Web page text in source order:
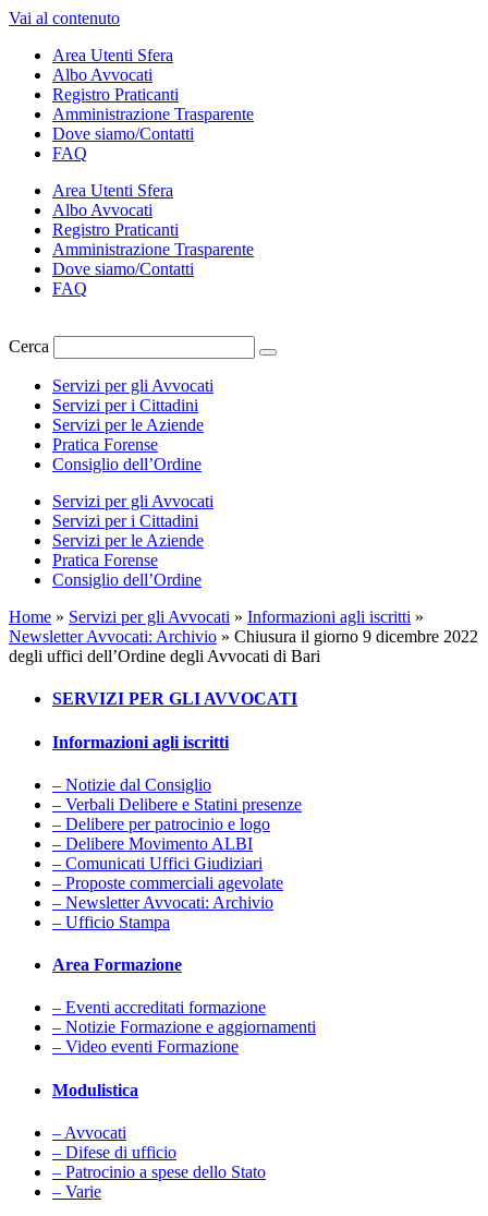
Vai al contenuto
Area Utenti Sfera
Albo Avvocati
Registro Praticanti
Amministrazione Trasparente
Dove siamo/Contatti
FAQ
Area Utenti Sfera
Albo Avvocati
Registro Praticanti
Amministrazione Trasparente
Dove siamo/Contatti
FAQ
Cerca
Servizi per gli Avvocati
Servizi per i Cittadini
Servizi per le Aziende
Pratica Forense
Consiglio dell’Ordine
Servizi per gli Avvocati
Servizi per i Cittadini
Servizi per le Aziende
Pratica Forense
Consiglio dell’Ordine
Home » Servizi per gli Avvocati » Informazioni agli iscritti »
Newsletter Avvocati: Archivio » Chiusura il giorno 9 dicembre 2022
degli uffici dell’Ordine degli Avvocati di Bari
SERVIZI PER GLI AVVOCATI
Informazioni agli iscritti
– Notizie dal Consiglio
– Verbali Delibere e Statini presenze
– Delibere per patrocinio e logo
– Delibere Movimento ALBI
– Comunicati Uffici Giudiziari
– Proposte commerciali agevolate
– Newsletter Avvocati: Archivio
– Ufficio Stampa
Area Formazione
– Eventi accreditati formazione
– Notizie Formazione e aggiornamenti
– Video eventi Formazione
Modulistica
– Avvocati
– Difese di ufficio
– Patrocinio a spese dello Stato
– Varie